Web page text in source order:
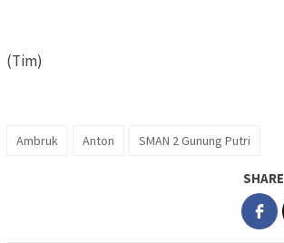
(Tim)
Ambruk Anton SMAN 2 Gunung Putri
SHARE